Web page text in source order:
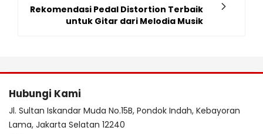
Rekomendasi Pedal Distortion Terbaik
untuk Gitar dari Melodia Musik
Hubungi Kami
Jl. Sultan Iskandar Muda No.15B, Pondok Indah, Kebayoran
Lama, Jakarta Selatan 12240